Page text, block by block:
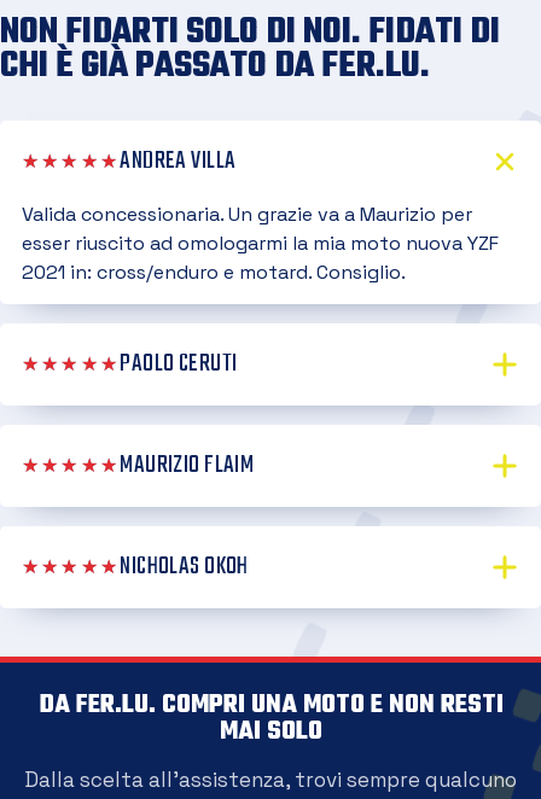
NON FIDARTI SOLO DI NOI. FIDATI DI
CHI È GIÀ PASSATO DA FER.LU.
★★★★★ANDREA VILLA
Valida concessionaria. Un grazie va a Maurizio per
esser riuscito ad omologarmi la mia moto nuova YZF
2021 in: cross/enduro e motard. Consiglio.
★★★★★PAOLO CERUTI
★★★★★MAURIZIO FLAIM
★★★★★NICHOLAS OKOH
DA FER.LU. COMPRI UNA MOTO E NON RESTI
MAI SOLO
Dalla scelta all'assistenza, trovi sempre qualcuno